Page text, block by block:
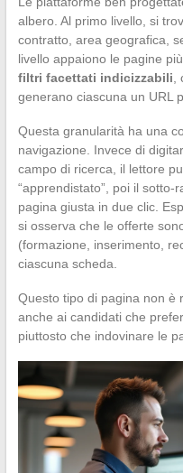
albero. Al primo livello, si
contratto, area geografica,
livello appaiono le pagine
filtri facettati indicizzabili
generano ciascuna un URL
Questa granularità ha una
navigazione. Invece di
campo di ricerca, il lettore
“apprendistato”, poi il
pagina giusta in due clic.
si osserva che le offerte
(formazione, inserimento,
ciascuna scheda.
Questo tipo di pagina non è
anche ai candidati che
piuttosto che indovinare le